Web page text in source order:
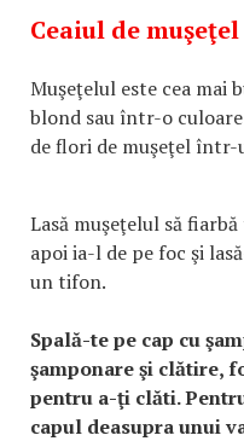
Ceaiul de muşeţel
Muşeţelul este cea mai
blond sau într-o culoare
de flori de muşeţel într-
Lasă muşeţelul să
apoi ia-l de pe foc şi
un tifon.
Spală-te pe cap cu
şamponare şi clătire,
pentru a-ţi clăti.
capul deasupra unui